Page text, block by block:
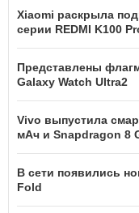
Xiaomi раскрыла
серии REDMI K100
Представлены
Galaxy Watch Ultra2
Vivo выпустила
мАч и Snapdragon 8
В сети появились
Fold